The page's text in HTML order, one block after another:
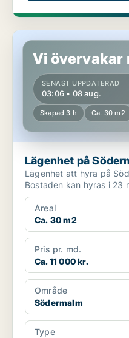
Lägenhet på Södermalm
Vi övervakar
SENAST UPPDATERAD
03:06 • 08 aug.
Skapad 3 h Ca. 30 m2
Lägenhet på
Lägenhet att hyra på Södermalm
Bostaden kan hyras i 23
Areal
Ca. 30 m2
Pris pr. md.
Ca. 11 000 kr.
Område
Södermalm
Type